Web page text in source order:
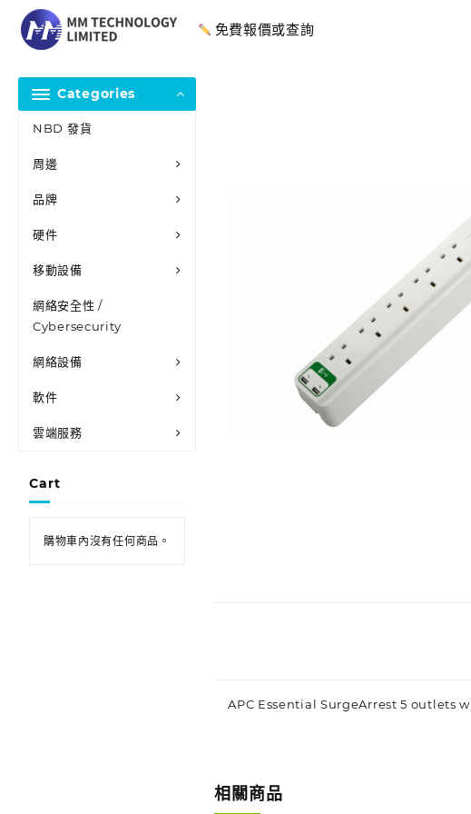
免費報價或查詢
Categories
NBD 發貨
周邊
品牌
硬件
移動設備
網絡安全性 /
Cybersecurity
網絡設備
軟件
雲端服務
Cart
購物車內沒有任何商品。
APC Essential SurgeArrest 5 outlets
相關商品